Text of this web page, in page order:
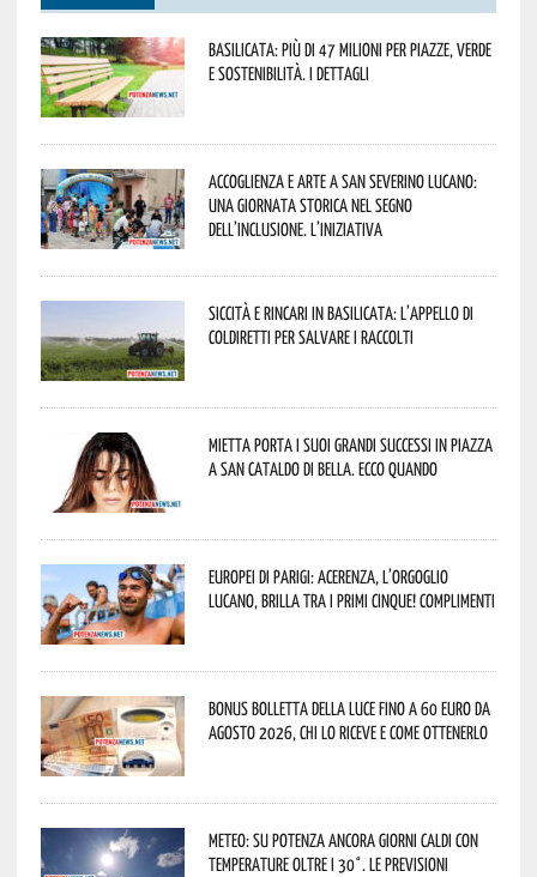
Basilicata: più di 47 milioni per piazze, verde
e sostenibilità. I dettagli
Accoglienza e arte a San Severino Lucano:
una giornata storica nel segno
dell’inclusione. L’iniziativa
Siccità e rincari in Basilicata: l’appello di
Coldiretti per salvare i raccolti
Mietta porta i suoi grandi successi in piazza
a San Cataldo di Bella. Ecco quando
Europei di Parigi: Acerenza, l’orgoglio
lucano, brilla tra i primi cinque! Complimenti
Bonus bolletta della luce fino a 60 euro da
agosto 2026, chi lo riceve e come ottenerlo
Meteo: su Potenza ancora giorni caldi con
temperature oltre i 30°. Le previsioni